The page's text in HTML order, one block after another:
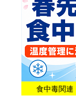
食中毒関連